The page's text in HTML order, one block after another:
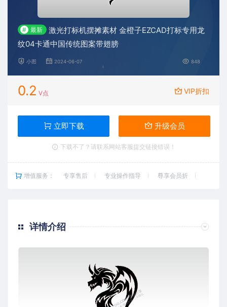
# 最新
激光打标机摆摊素材 金橙子EZCAD打标专用龙
纹04卡通中国传统图案带翅膀
小图 2024-06-07 848
0.2 V点 VIP折扣
立即下载 升级会员
下载不了？请联系网站客服提交链接错误！
增值服务： 专享售后 专业操作指导 尊享会员折
详情介绍